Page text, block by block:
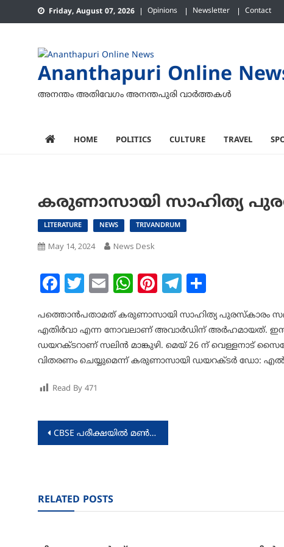
to
Friday, August 07, 2026 Opinions Newsletter Contact
Ananthapuri Online
അനന്തം അതിവേഗം അനന്തപുരി വാര്‍ത്തകള്‍
HOME POLITICS CULTURE TRAVEL
കരുണാസായി സാഹിത്യ
LITERATURE NEWS TRIVANDRUM
May 14, 2024 News Desk
Facebook
Twitter
EmailWhatsApp
Pinterest
Telegram
പത്തൊൻപതാമത് കരുണാസായി സാഹിത്യ പുരസ്കാരം
എതിർവാ എന്ന നോവലാണ് അവാർഡിന് അർഹമായത്.
ഡയറക്ടറാണ് സലിൻ മാങ്കുഴി. മെയ് 26 ന് വെള്ളനാട്
വിതരണം ചെയ്യുമെന്ന് കരുണാസായി ഡയറക്ടർ ഡോ:
Read By 471
Post
CBSE പരീക്ഷയിൽ മൺവിള ഭാരതീയ വിദ്യാഭവന് 100 % വിജയം
RELATED POSTS